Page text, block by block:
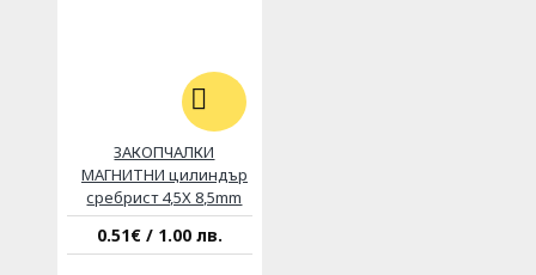
ЗАКОПЧАЛКИ
МАГНИТНИ цилиндър
сребрист 4,5Х 8,5mm
0.51€ / 1.00 лв.